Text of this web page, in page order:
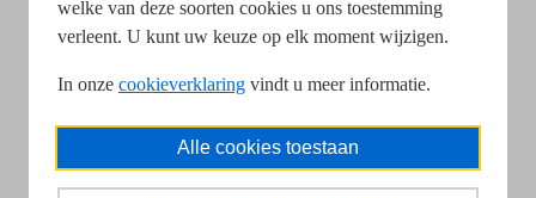
welke van deze soorten cookies u ons toestemming
verleent. U kunt uw keuze op elk moment wijzigen.
In onze cookieverklaring vindt u meer informatie.
Alle cookies toestaan